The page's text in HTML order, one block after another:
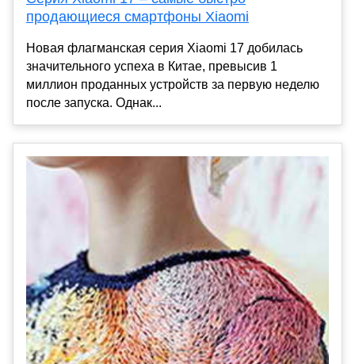
продающиеся смартфоны Xiaomi
Новая флагманская серия Xiaomi 17 добилась
значительного успеха в Китае, превысив 1
миллион проданных устройств за первую неделю
после запуска. Однак...